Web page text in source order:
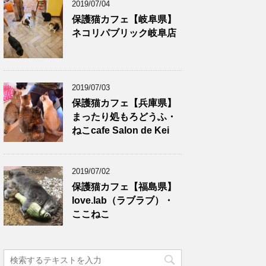
2019/07/04
保護猫カフェ【岐阜県】
ネコリパブリック岐阜店
2019/07/03
保護猫カフェ【兵庫県】
まったり処もろどうふ・
ねこcafe Salon de Kei
2019/07/02
保護猫カフェ【福島県】
love.lab（ラブラブ）・
ここねこ